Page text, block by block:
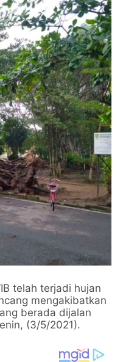
telah terjadi hujan
mengakibatkan
berada dijalan
(3/5/2021).